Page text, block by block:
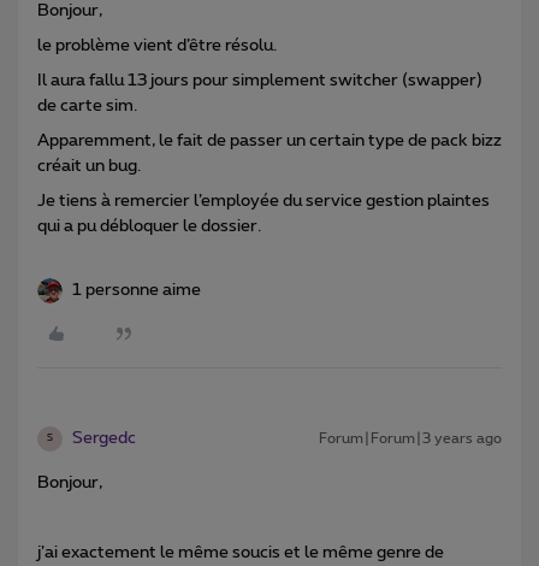
Bonjour,
le problème vient d’être résolu.
Il aura fallu 13 jours pour simplement switcher (swapper)
de carte sim.
Apparemment, le fait de passer un certain type de pack bizz
créait un bug.
Je tiens à remercier l’employée du service gestion plaintes
qui a pu débloquer le dossier.
1 personne aime
S Sergedc Forum|Forum|3 years ago
Bonjour,
j’ai exactement le même soucis et le même genre de